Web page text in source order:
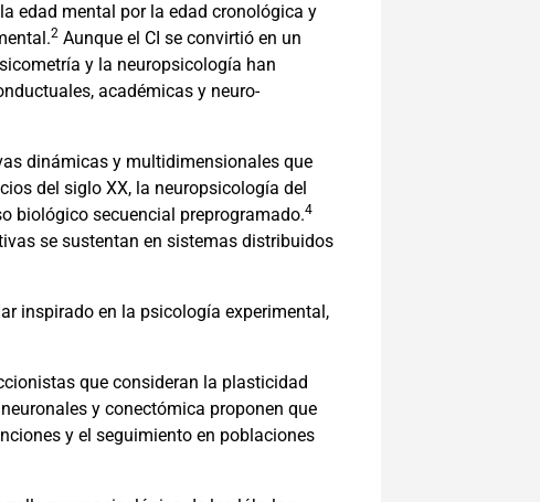
edad mental por la edad cronológica y
2 Aunque el CI se convirtió en un
y la neuropsicología han
académicas y neuro-
dinámicas y multidimensionales que
del siglo XX, la neuropsicología del
biológico secuencial preprogramado.4
se sustentan en sistemas distribuidos
inspirado en la psicología experimental,
que consideran la plasticidad
y conectómica proponen que
y el seguimiento en poblaciones